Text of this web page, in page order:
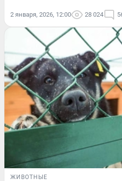
2 января, 2026, 12:00 28 024
ЖИВОТНЫЕ